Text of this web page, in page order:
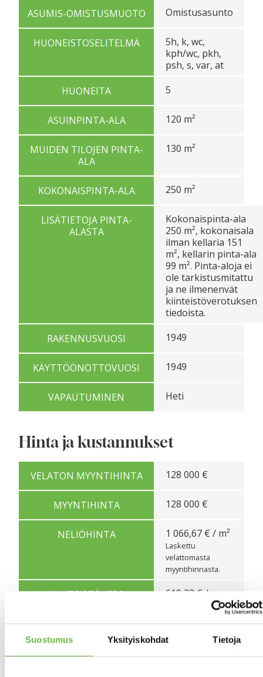
Suostumus Yksityiskohdat Tietoja
ASUMIS-OMISTUSMUOTO Omistusasunto
HUONEISTOSELITELMÄ
5h, k, wc,
kph/wc, pkh,
psh, s, var, at
HUONEITA
5
ASUINPINTA-ALA 120 m²
MUIDEN TILOJEN PINTA-
ALA
130 m²
KOKONAISPINTA-ALA 250 m²
LISÄTIETOJA PINTA-
ALASTA
Kokonaispinta-ala
250 m², kokonaisala
ilman kellaria 151
m², kellarin pinta-ala
99 m². Pinta-aloja ei
ole tarkistusmitattu
ja ne ilmenenvät
kiinteistöverotuksen
tiedoista.
RAKENNUSVUOSI
1949
KÄYTTÖÖNOTTOVUOSI 1949
VAPAUTUMINEN Heti
Hinta ja kustannukset
VELATON MYYNTIHINTA 128 000 €
MYYNTIHINTA 128 000 €
NELIÖHINTA 1 066,67 € / m²
Laskettu
velattomasta
myyntihinnasta.
KIINTEISTÖVERO 619,33 € / v
LISÄTIETOJA MAKSUISTA
Taloussähkö
oman
kulutuksen
mukaan.